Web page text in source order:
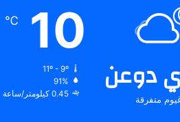
دوعن
متفرقة
10
℃
11º - 9º
91%
0.45 كيلومتر/ساعة